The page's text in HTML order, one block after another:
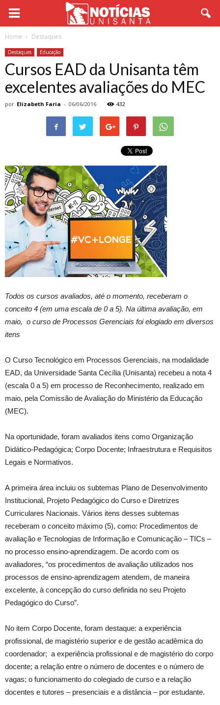
Home Destaques
Destaques Educação
Cursos EAD da Unisanta têm
excelentes avaliações do MEC
por Elizabeth Faria - 06/06/2016 432
Todos os cursos avaliados, até o momento, receberam o
conceito 4 (em uma escala de 0 a 5). Na última avaliação, em
maio, o curso de Processos Gerenciais foi elogiado em diversos
itens
O Curso Tecnológico em Processos Gerenciais, na modalidade
EAD, da Universidade Santa Cecília (Unisanta) recebeu a nota 4
(escala 0 a 5) em processo de Reconhecimento, realizado em
maio, pela Comissão de Avaliação do Ministério da Educação
(MEC).
Na oportunidade, foram avaliados itens como Organização
Didático-Pedagógica; Corpo Docente; Infraestrutura e Requisitos
Legais e Normativos.
A primeira área incluiu os subtemas Plano de Desenvolvimento
Institucional, Projeto Pedagógico do Curso e Diretrizes
Curriculares Nacionais. Vários itens desses subtemas
receberam o conceito máximo (5), como: Procedimentos de
avaliação e Tecnologias de Informação e Comunicação – TICs –
no processo ensino-aprendizagem. De acordo com os
avaliadores, “os procedimentos de avaliação utilizados nos
processos de ensino-aprendizagem atendem, de maneira
excelente, à concepção do curso definida no seu Projeto
Pedagógico do Curso”.
No item Corpo Docente, foram destaque: a experiência
profissional, de magistério superior e de gestão acadêmica do
coordenador; a experiência profissional e de magistério do corpo
docente; a relação entre o número de docentes e o número de
vagas; o funcionamento do colegiado de curso e a relação
docentes e tutores – presenciais e a distância – por estudante.